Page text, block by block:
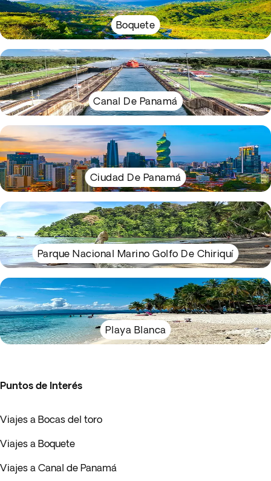
Boquete
Canal De Panamá
Ciudad De Panamá
Parque Nacional Marino Golfo De Chiriquí
Playa Blanca
Puntos de Interés
Viajes a Bocas del toro
Viajes a Boquete
Viajes a Canal de Panamá